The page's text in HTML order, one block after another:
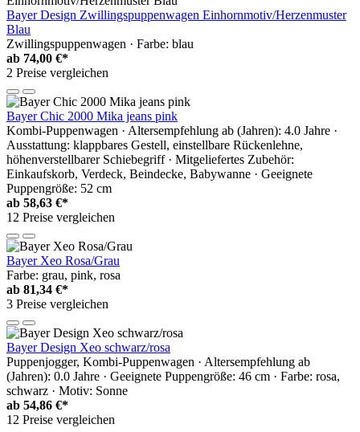
Bayer Design Zwillingspuppenwagen Einhornmotiv/Herzenmuster
Blau
Zwillingspuppenwagen · Farbe: blau
ab 74,00 €*
2 Preise vergleichen
Bayer Chic 2000 Mika jeans pink
Kombi-Puppenwagen · Altersempfehlung ab (Jahren): 4.0 Jahre ·
Ausstattung: klappbares Gestell, einstellbare Rückenlehne,
höhenverstellbarer Schiebegriff · Mitgeliefertes Zubehör:
Einkaufskorb, Verdeck, Beindecke, Babywanne · Geeignete
Puppengröße: 52 cm
ab 58,63 €*
12 Preise vergleichen
Bayer Xeo Rosa/Grau
Farbe: grau, pink, rosa
ab 81,34 €*
3 Preise vergleichen
Bayer Design Xeo schwarz/rosa
Puppenjogger, Kombi-Puppenwagen · Altersempfehlung ab
(Jahren): 0.0 Jahre · Geeignete Puppengröße: 46 cm · Farbe: rosa,
schwarz · Motiv: Sonne
ab 54,86 €*
12 Preise vergleichen